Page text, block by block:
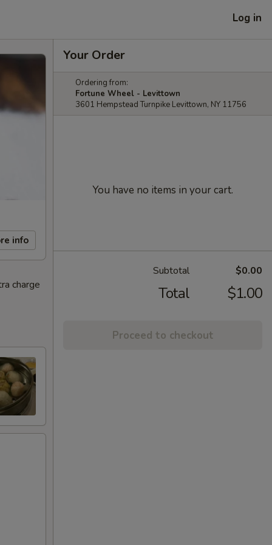
Log in
info
charge
Your Order
Ordering from:
Fortune Wheel - Levittown
3601 Hempstead Turnpike Levittown, NY 11756
You have no items in your cart.
Subtotal $0.00
Total $1.00
Proceed to checkout